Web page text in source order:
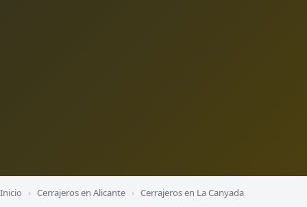
Inicio › Cerrajeros en Alicante › Cerrajeros en La Canyada